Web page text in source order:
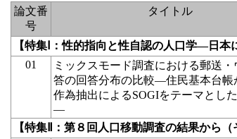
論文番
号
タイトル
【特集Ⅰ：性的指向と性自認の人口学―日本
01
ミックスモード調査における郵送・
答の回答分布の比較―住民基本台帳
作為抽出によるSOGIをテーマとし
―
【特集Ⅱ：第８回人口移動調査の結果から（